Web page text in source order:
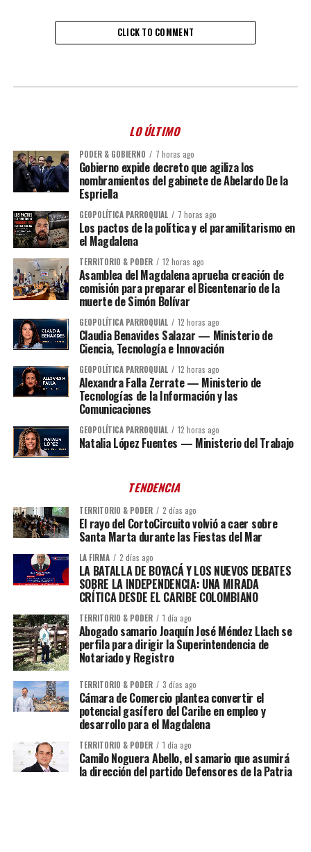
CLICK TO COMMENT
LO ÚLTIMO
PODER & GOBIERNO 7 horas ago
Gobierno expide decreto que agiliza los
nombramientos del gabinete de Abelardo De la
Espriella
GEOPOLÍTICA PARROQUIAL 7 horas ago
Los pactos de la política y el paramilitarismo en
el Magdalena
TERRITORIO & PODER 12 horas ago
Asamblea del Magdalena aprueba creación de
comisión para preparar el Bicentenario de la
muerte de Simón Bolívar
GEOPOLÍTICA PARROQUIAL 12 horas ago
Claudia Benavides Salazar — Ministerio de
Ciencia, Tecnología e Innovación
GEOPOLÍTICA PARROQUIAL 12 horas ago
Alexandra Falla Zerrate — Ministerio de
Tecnologías de la Información y las
Comunicaciones
GEOPOLÍTICA PARROQUIAL 12 horas ago
Natalia López Fuentes — Ministerio del Trabajo
TENDENCIA
TERRITORIO & PODER 2 días ago
El rayo del CortoCircuito volvió a caer sobre
Santa Marta durante las Fiestas del Mar
LA FIRMA 2 días ago
LA BATALLA DE BOYACÁ Y LOS NUEVOS DEBATES
SOBRE LA INDEPENDENCIA: UNA MIRADA
CRÍTICA DESDE EL CARIBE COLOMBIANO
TERRITORIO & PODER 1 día ago
Abogado samario Joaquín José Méndez Llach se
perfila para dirigir la Superintendencia de
Notariado y Registro
TERRITORIO & PODER 3 días ago
Cámara de Comercio plantea convertir el
potencial gasífero del Caribe en empleo y
desarrollo para el Magdalena
TERRITORIO & PODER 1 día ago
Camilo Noguera Abello, el samario que asumirá
la dirección del partido Defensores de la Patria